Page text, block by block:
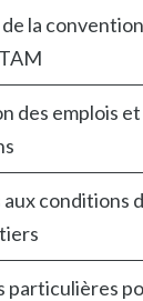
la convention
des emplois et
aux conditions
particulières